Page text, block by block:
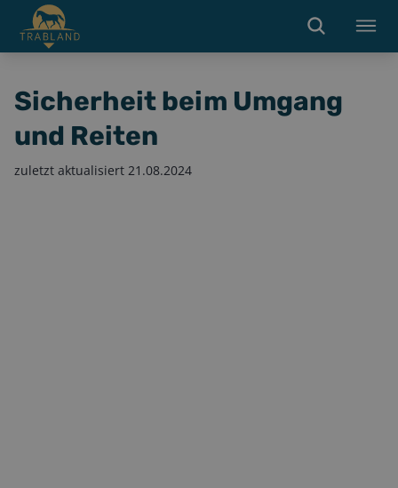
Sicherheit beim Umgang
und Reiten
zuletzt aktualisiert 21.08.2024